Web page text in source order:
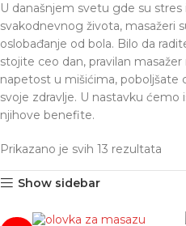
U današnjem svetu gde su
svakodnevnog života, masažeri
oslobađanje od bola. Bilo da
stojite ceo dan, pravilan
napetost u mišićima, poboljšate
svoje zdravlje. U nastavku ćemo
njihove benefite.
Prikazano je svih 13 rezultata
Show sidebar